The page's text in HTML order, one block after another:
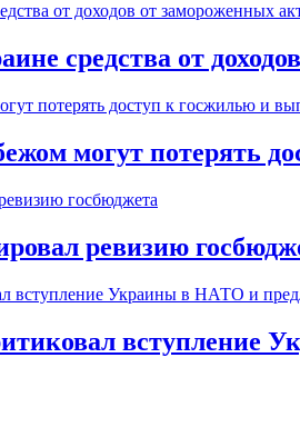
средства от
могут потерять
ревизию
вступление